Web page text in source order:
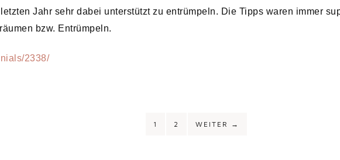
Jahr sehr dabei unterstützt zu entrümpeln. Die Tipps waren immer
bzw. Entrümpeln.
2338/
1 2 WEITER →